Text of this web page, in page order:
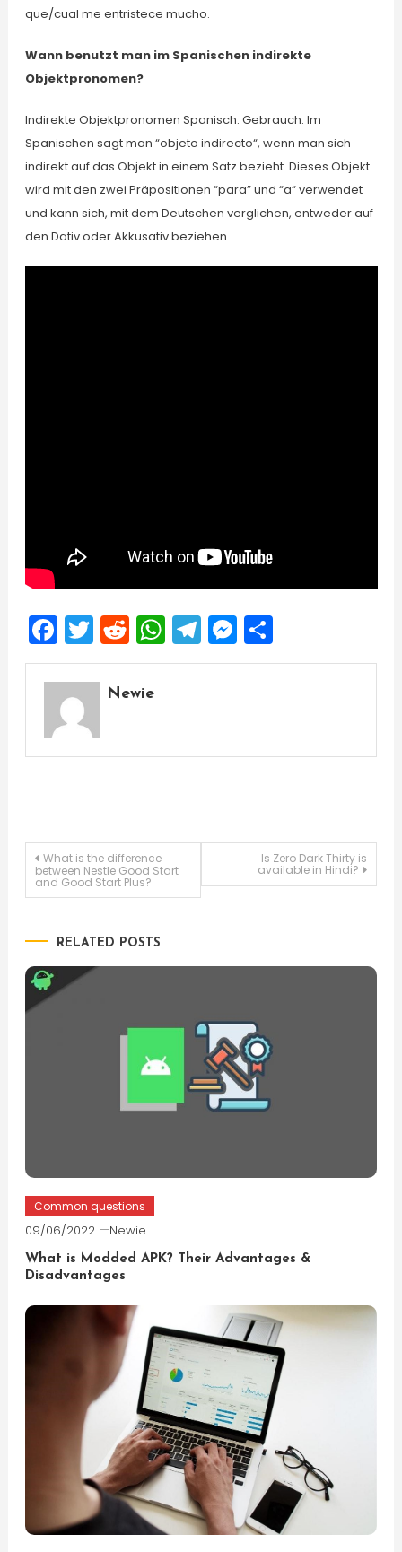
que/cual me entristece mucho.
Wann benutzt man im Spanischen indirekte
Objektpronomen?
Indirekte Objektpronomen Spanisch: Gebrauch. Im
Spanischen sagt man “objeto indirecto“, wenn man sich
indirekt auf das Objekt in einem Satz bezieht. Dieses Objekt
wird mit den zwei Präpositionen “para” und “a“ verwendet
und kann sich, mit dem Deutschen verglichen, entweder auf
den Dativ oder Akkusativ beziehen.
Facebook
Twitter
Reddit
WhatsApp
Telegram
Messenger
Share
Newie
Post
navigation
What is the difference
between Nestle Good Start
and Good Start Plus?
Is Zero Dark Thirty is
available in Hindi?
RELATED POSTS
Common questions
09/06/2022 Newie
What is Modded APK? Their Advantages &
Disadvantages